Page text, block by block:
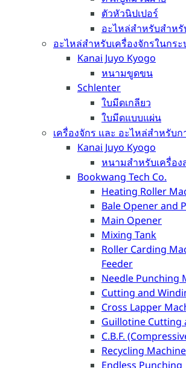
ตัวหัวนิปเปอร์
อะไหล่สำหรับสำหรั
อะไหล่สำหรับเครื่องจักรในกร
Kanai Juyo Kyogo
หนามขูดขน
Schlenter
ใบมีดเกลียว
ใบมีดแบบแผ่น
เครื่องจักร และ อะไหล่สำหรับ
Kanai Juyo Kyogo
หนามสำหรับเครื่อง
Bookwang Tech Co.
Heating Roller
Bale Opener and
Main Opener
Mixing Tank
Roller Carding
Feeder
Needle Punching
Cutting and
Cross Lapper
Guillotine Cutting
C.B.F.
Recycling Machine